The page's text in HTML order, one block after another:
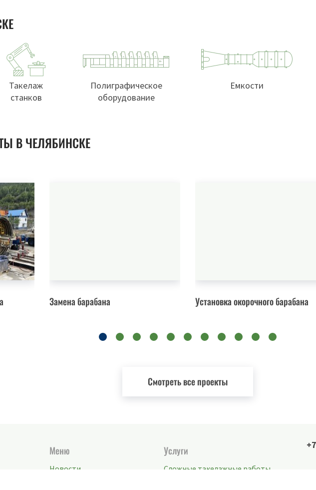
Такелаж
станков
Полиграфическое
оборудование
Емкости
В ЧЕЛЯБИНСКЕ
Замена барабана Установка окорочного барабана
Смотреть все проекты
Меню
Новости
Услуги
Сложные такелажные работы